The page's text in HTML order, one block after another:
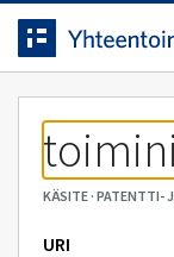
Siirrytty
sivulle
Siirry suoraan
KÄSITE· PATENTTI-
URI